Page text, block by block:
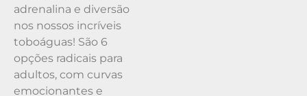
adrenalina e diversão
nos nossos incríveis
toboáguas! São 6
opções radicais para
adultos, com curvas
emocionantes e